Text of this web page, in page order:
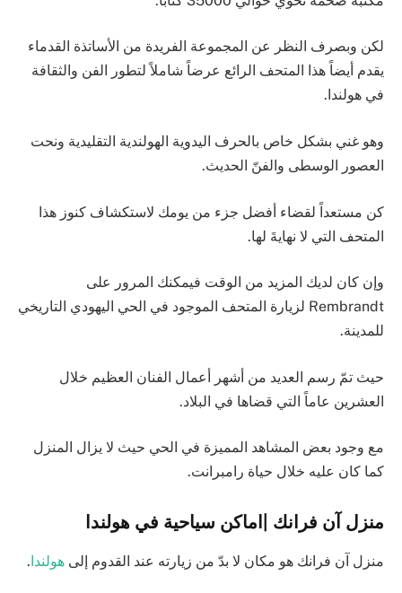
لكن وبصرف النظر عن المجموعة الفريدة من الأساتذة القدماء
يقدم أيضاً هذا المتحف الرائع عرضاً شاملاً لتطور الفن والثقافة
في هولندا.
وهو غني بشكل خاص بالحرف اليدوية الهولندية التقليدية ونحت
العصور الوسطى والفنّ الحديث.
كن مستعداً لقضاء أفضل جزء من يومك لاستكشاف كنوز هذا
المتحف التي لا نهايةَ لها.
وإن كان لديك المزيد من الوقت فيمكنك المرور على
Rembrandt لزيارة المتحف الموجود في الحي اليهودي التاريخي
للمدينة.
حيث تمّ رسم العديد من أشهر أعمال الفنان العظيم خلال
العشرين عاماً التي قضاها في البلاد.
مع وجود بعض المشاهد المميزة في الحي حيث لا يزال المنزل
كما كان عليه خلال حياة رامبرانت.
منزل آن فرانك |اماكن سياحية في هولندا
منزل آن فرانك هو مكان لا بدّ من زيارته عند القدوم إلى هولندا .